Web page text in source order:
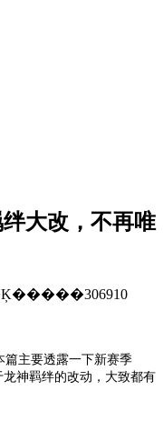
大改，不再唯
篇主要透露一下新赛季
神羁绊的改动，大致都有